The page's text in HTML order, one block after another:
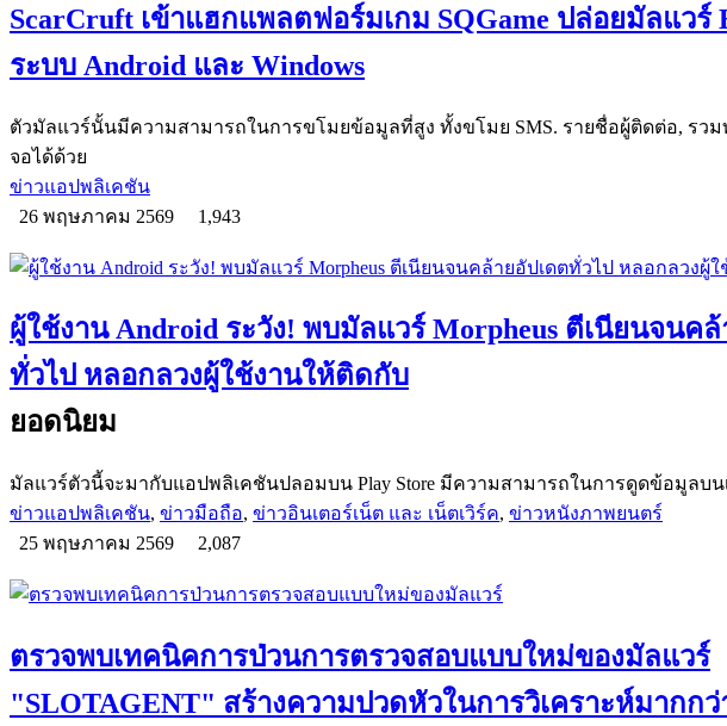
ScarCruft เข้าแฮกแพลตฟอร์มเกม SQGame ปล่อยมัลแวร์
ระบบ Android และ Windows
ตัวมัลแวร์นั้นมีความสามารถในการขโมยข้อมูลที่สูง ทั้งขโมย SMS. รายชื่อผู้ติดต่อ, รว
จอได้ด้วย
ข่าวแอปพลิเคชัน
26 พฤษภาคม 2569
1,943
ผู้ใช้งาน Android ระวัง! พบมัลแวร์ Morpheus ตีเนียนจนค
ทั่วไป หลอกลวงผู้ใช้งานให้ติดกับ
ยอดนิยม
มัลแวร์ตัวนี้จะมากับแอปพลิเคชันปลอมบน Play Store มีความสามารถในการดูดข้อมูลบน
ข่าวแอปพลิเคชัน, ข่าวมือถือ, ข่าวอินเตอร์เน็ต และ เน็ตเวิร์ค, ข่าวหนังภาพยนตร์
25 พฤษภาคม 2569
2,087
ตรวจพบเทคนิคการป่วนการตรวจสอบแบบใหม่ของมัลแวร์
"SLOTAGENT" สร้างความปวดหัวในการวิเคราะห์มากกว่